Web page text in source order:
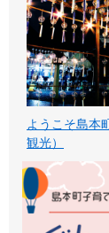
ようこそ島本
観光）